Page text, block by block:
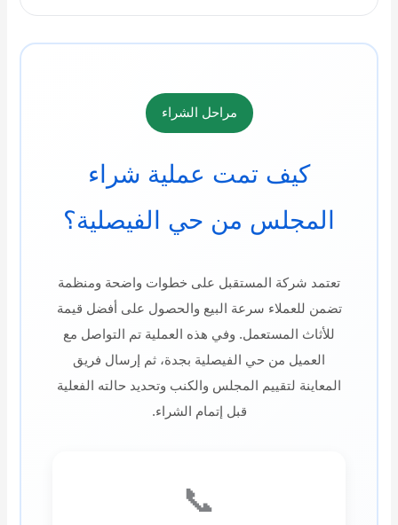
مراحل الشراء
كيف تمت عملية شراء
المجلس من حي الفيصلية؟
تعتمد شركة المستقبل على خطوات واضحة ومنظمة
تضمن للعملاء سرعة البيع والحصول على أفضل قيمة
للأثاث المستعمل. وفي هذه العملية تم التواصل مع
العميل من حي الفيصلية بجدة، ثم إرسال فريق
المعاينة لتقييم المجلس والكنب وتحديد حالته الفعلية
قبل إتمام الشراء.
📞